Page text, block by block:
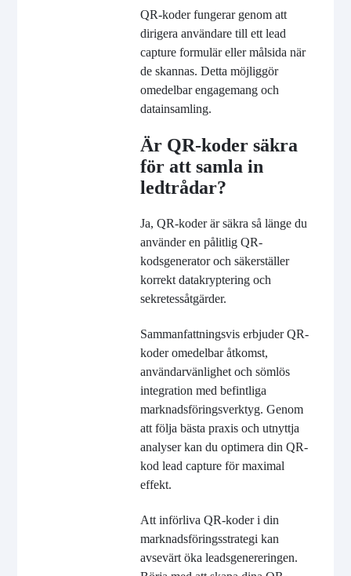
QR-koder fungerar genom att
dirigera användare till ett lead
capture formulär eller målsida när
de skannas. Detta möjliggör
omedelbar engagemang och
datainsamling.
Är QR-koder säkra
för att samla in
ledtrådar?
Ja, QR-koder är säkra så länge du
använder en pålitlig QR-
kodsgenerator och säkerställer
korrekt datakryptering och
sekretessåtgärder.
Sammanfattningsvis erbjuder QR-
koder omedelbar åtkomst,
användarvänlighet och sömlös
integration med befintliga
marknadsföringsverktyg. Genom
att följa bästa praxis och utnyttja
analyser kan du optimera din QR-
kod lead capture för maximal
effekt.
Att införliva QR-koder i din
marknadsföringsstrategi kan
avsevärt öka leadsgenereringen.